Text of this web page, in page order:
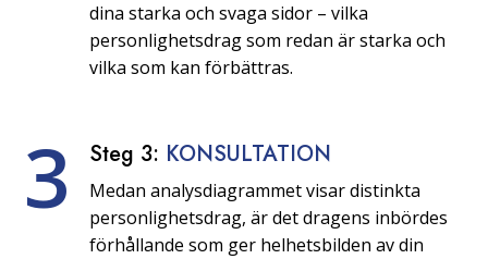
dina starka och svaga sidor – vilka
personlighetsdrag som redan är starka och
vilka som kan förbättras.
3 Steg 3: KONSULTATION
Medan analysdiagrammet visar distinkta
personlighetsdrag, är det dragens inbördes
förhållande som ger helhetsbilden av din